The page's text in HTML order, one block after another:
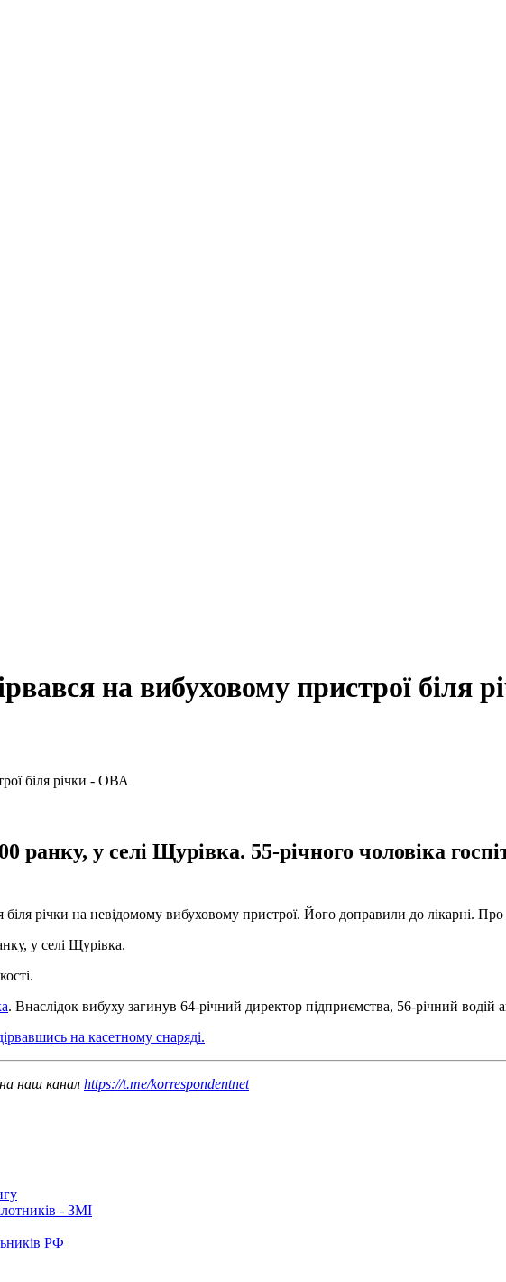
на вибуховому пристрої біля
ранку, у селі Щурівка. 55-річного чоловіка
біля річки на невідомому вибуховому пристрої. Його доправили до лікарні.
у селі Щурівка.
. Внаслідок вибуху загинув 64-річний директор підприємства, 56-річний водій
на касетному снаряді.
наш канал https://t.me/korrespondentnet
- ЗМІ
РФ